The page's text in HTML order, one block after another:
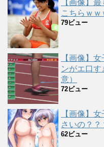
【画像】
こちらｗｗ
79ビュー
【画像】
ンがエ口
意）
72ビュー
【画像】
さいの？？
62ビュー